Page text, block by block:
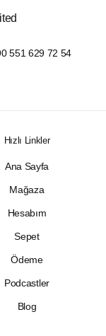
551 629 72 54
Hızlı Linkler
Ana Sayfa
Mağaza
Hesabım
Sepet
Ödeme
Podcastler
Blog